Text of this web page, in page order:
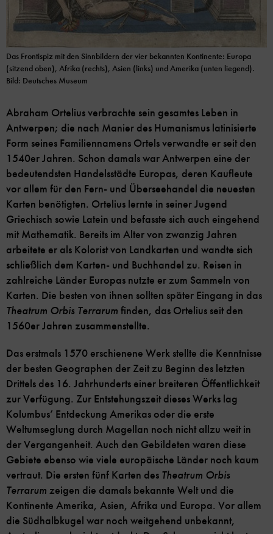
Das Frontispiz mit den Sinnbildern der vier bekannten Kontinente: Europa
(sitzend oben), Afrika (rechts), Asien (links) und Amerika (unten liegend).
Bild: Deutsches Museum
Abraham Ortelius verbrachte sein gesamtes Leben in
Antwerpen; die nach Manier des Humanismus latinisierte
Form seines Familiennamens Ortels verwandte er seit den
1540er Jahren. Schon damals war Antwerpen eine der
bedeutendsten Handelsstädte Europas, deren Kaufleute
vor allem für den Fern- und Überseehandel die neuesten
Karten benötigten. Ortelius lernte in seiner Jugend
Griechisch sowie Latein und befasste sich auch eingehend
mit Mathematik. Bereits im Alter von zwanzig Jahren
arbeitete er als Kolorist von Landkarten und wandte sich
schließlich dem Karten- und Buchhandel zu. Reisen in
zahlreiche Länder Europas nutzte er zum Sammeln von
Karten. Die besten von ihnen sollten später Eingang in das
Theatrum Orbis Terrarum finden, das Ortelius seit den
1560er Jahren zusammenstellte.
Das erstmals 1570 erschienene Werk stellte die Kenntnisse
der besten Geographen der Zeit zu Beginn des letzten
Drittels des 16. Jahrhunderts einer breiteren Öffentlichkeit
zur Verfügung. Zur Entstehungszeit dieses Werks lag
Kolumbus’ Entdeckung Amerikas oder die erste
Weltumseglung durch Magellan noch nicht allzu weit in
der Vergangenheit. Auch den Gebildeten waren diese
Gebiete ebenso wie viele europäische Länder noch kaum
vertraut. Die ersten fünf Karten des Theatrum Orbis
Terrarum zeigen die damals bekannte Welt und die
Kontinente Amerika, Asien, Afrika und Europa. Vor allem
die Südhalbkugel war noch weitgehend unbekannt,